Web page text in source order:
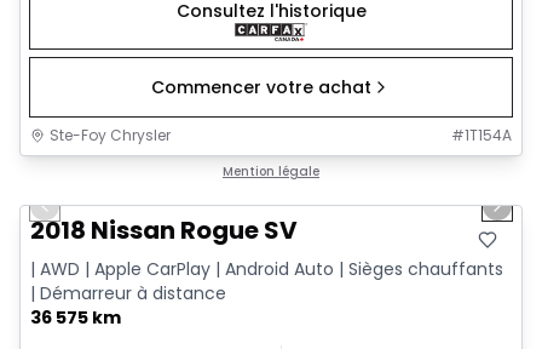
Consultez l'historique
Commencer votre achat
Ste-Foy Chrysler #1T154A
Mention légale
Previous slide Next
2018 Nissan Rogue SV
| AWD | Apple CarPlay | Android Auto | Sièges chauffants
| Démarreur à distance
36 575 km